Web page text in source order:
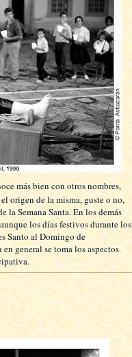
más bien con otros nombres,
origen de la misma, guste o no,
la Semana Santa. En los demás
los días festivos durante los
Santo al Domingo de
general se toma los aspectos